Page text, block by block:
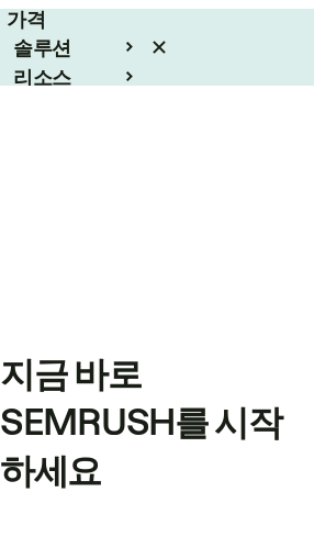
가격
솔루션
리소스
지금 바로
SEMRUSH를 시작
하세요